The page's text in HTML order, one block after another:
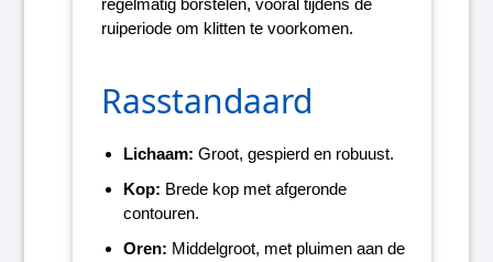
regelmatig borstelen, vooral tijdens de
ruiperiode om klitten te voorkomen.
Rasstandaard
Lichaam: Groot, gespierd en robuust.
Kop: Brede kop met afgeronde
contouren.
Oren: Middelgroot, met pluimen aan de